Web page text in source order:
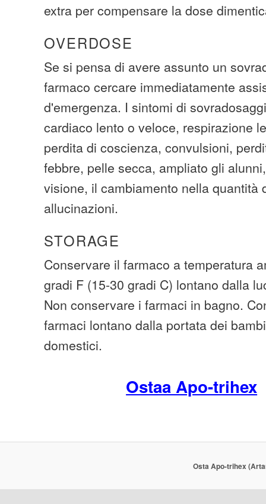
extra per compensare la dose
OVERDOSE
Se si pensa di avere assunto un
farmaco cercare immediatamente
d'emergenza. I sintomi di
cardiaco lento o veloce, respirazione
perdita di coscienza, convulsioni,
febbre, pelle secca, ampliato gli
visione, il cambiamento nella quantità
allucinazioni.
STORAGE
Conservare il farmaco a temperatura
gradi F (15-30 gradi C) lontano dalla
Non conservare i farmaci in bagno.
farmaci lontano dalla portata dei
domestici.
Ostaa Apo-trihex
Osta Apo-trihex